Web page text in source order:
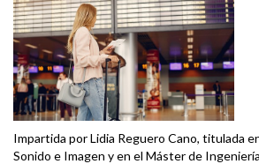
Impartida por Lidia Reguero Cano, titulada
Sonido e Imagen y en el Máster de